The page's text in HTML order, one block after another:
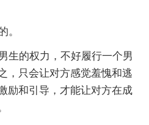
。
生的权力，不好履行一个男
，只会让对方感觉羞愧和逃
励和引导，才能让对方在成